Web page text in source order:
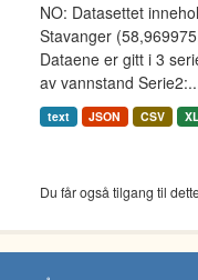
NO: Datasettet
Stavanger
Dataene er gitt i 3
av vannstand
text JSON CSV
Du får også tilgang til